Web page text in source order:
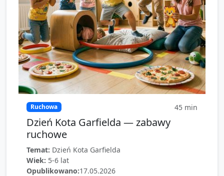
Ruchowa 45 min
Dzień Kota Garfielda — zabawy
ruchowe
Temat: Dzień Kota Garfielda
Wiek: 5-6 lat
Opublikowano:17.05.2026